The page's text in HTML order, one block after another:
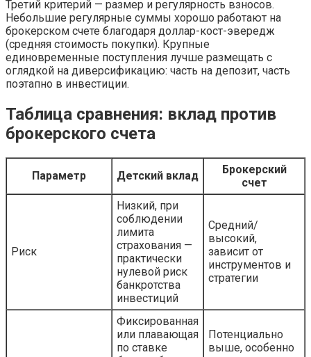
Третий критерий — размер и регулярность взносов.
Небольшие регулярные суммы хорошо работают на
брокерском счете благодаря доллар-кост-эвередж
(средняя стоимость покупки). Крупные
единовременные поступления лучше размещать с
оглядкой на диверсификацию: часть на депозит, часть
поэтапно в инвестиции.
Таблица сравнения: вклад против
брокерского счета
Параметр Детский вклад
Брокерский
счет
Риск
Низкий, при
соблюдении
лимита
страхования —
практически
нулевой риск
банкротства
инвестиций
Средний/
высокий,
зависит от
инструментов и
стратегии
Фиксированная
или плавающая
по ставке
Потенциально
выше, особенно